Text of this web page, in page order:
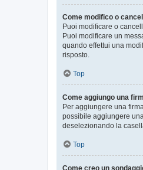
Come modifico o
Puoi modificare o
Puoi modificare un
quando effettui una
risposto.
Top
Come aggiungo una
Per aggiungere una
possibile aggiungere
deselezionando la
Top
Come creo un